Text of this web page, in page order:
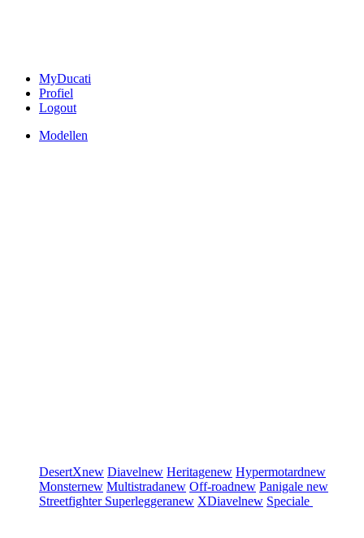
MyDucati
Profiel
Logout
Modellen
DesertXnew Diavelnew Heritagenew Hypermotardnew
Monsternew Multistradanew Off-roadnew Panigale new
Streetfighter Superleggeranew XDiavelnew Speciale